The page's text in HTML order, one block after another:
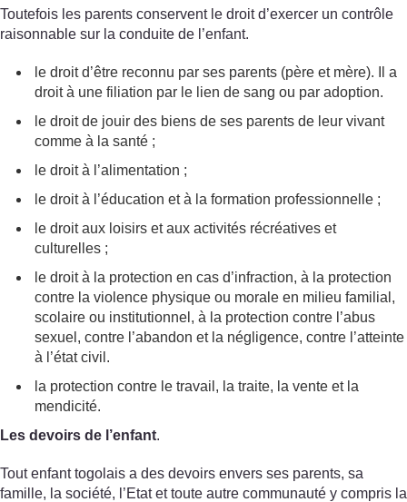
Toutefois les parents conservent le droit d’exercer un contrôle
raisonnable sur la conduite de l’enfant.
le droit d’être reconnu par ses parents (père et mère). Il a
droit à une filiation par le lien de sang ou par adoption.
le droit de jouir des biens de ses parents de leur vivant
comme à la santé ;
le droit à l’alimentation ;
le droit à l’éducation et à la formation professionnelle ;
le droit aux loisirs et aux activités récréatives et
culturelles ;
le droit à la protection en cas d’infraction, à la protection
contre la violence physique ou morale en milieu familial,
scolaire ou institutionnel, à la protection contre l’abus
sexuel, contre l’abandon et la négligence, contre l’atteinte
à l’état civil.
la protection contre le travail, la traite, la vente et la
mendicité.
Les devoirs de l’enfant.
Tout enfant togolais a des devoirs envers ses parents, sa
famille, la société, l’Etat et toute autre communauté y compris la